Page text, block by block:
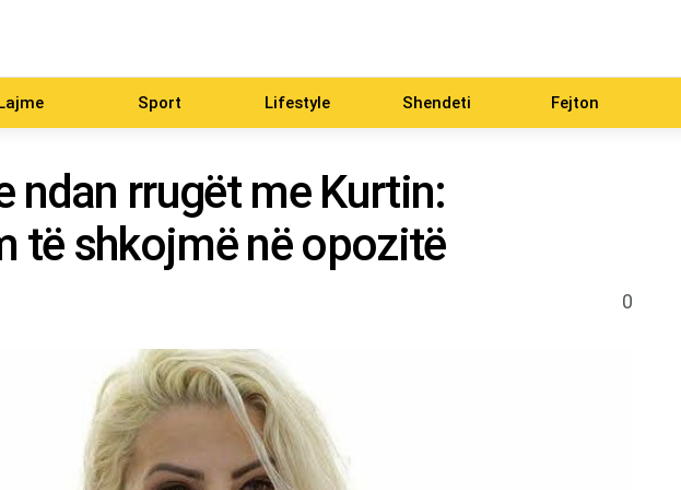
Sport Lifestyle Shendeti Fejton
ndan rrugët me Kurtin:
të shkojmë në opozitë
0